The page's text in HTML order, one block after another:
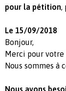
pour la pétition,
Le 15/09/2018
Bonjour,
Merci pour
Nous sommes à
Nous avons